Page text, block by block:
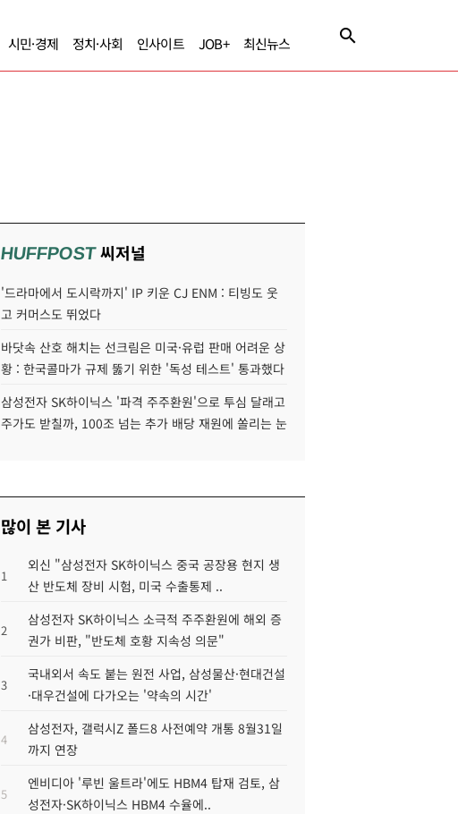
시민·경제 정치·사회 인사이트 JOB+ 최신뉴스
HUFFPOST씨저널
'드라마에서 도시락까지' IP 키운 CJ ENM : 티빙도 웃
고 커머스도 뛰었다
바닷속 산호 해치는 선크림은 미국·유럽 판매 어려운 상
황 : 한국콜마가 규제 뚫기 위한 '독성 테스트' 통과했다
삼성전자 SK하이닉스 '파격 주주환원'으로 투심 달래고
주가도 받칠까, 100조 넘는 추가 배당 재원에 쏠리는 눈
많이 본 기사
1
외신 "삼성전자 SK하이닉스 중국 공장용 현지 생
산 반도체 장비 시험, 미국 수출통제 ..
2
삼성전자 SK하이닉스 소극적 주주환원에 해외 증
권가 비판, "반도체 호황 지속성 의문"
3
국내외서 속도 붙는 원전 사업, 삼성물산·현대건설
·대우건설에 다가오는 '약속의 시간'
4
삼성전자, 갤럭시Z 폴드8 사전예약 개통 8월31일
까지 연장
5
엔비디아 '루빈 울트라'에도 HBM4 탑재 검토, 삼
성전자·SK하이닉스 HBM4 수율에..